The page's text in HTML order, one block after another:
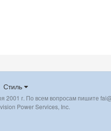
Стиль
2001 г. По всем вопросам пишите
Power Services, Inc.